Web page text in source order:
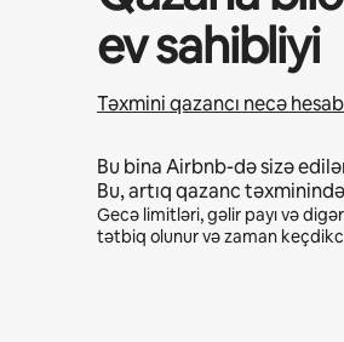
ev sahibliyi
Təxmini qazancı necə
Bu bina Airbnb-də sizə
Bu, artıq qazanc
Gecə limitləri, gəlir payı və
tətbiq olunur və zaman